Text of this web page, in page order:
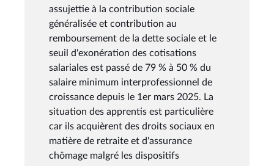
assujettie à la contribution sociale
généralisée et contribution au
remboursement de la dette sociale et le
seuil d'exonération des cotisations
salariales est passé de 79 % à 50 % du
salaire minimum interprofessionnel de
croissance depuis le 1er mars 2025. La
situation des apprentis est particulière
car ils acquièrent des droits sociaux en
matière de retraite et d'assurance
chômage malgré les dispositifs